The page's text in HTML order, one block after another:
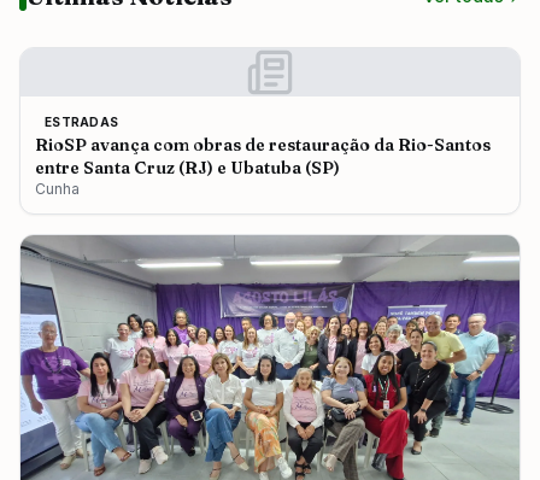
ESTRADAS
RioSP avança com obras de restauração da Rio-Santos
entre Santa Cruz (RJ) e Ubatuba (SP)
Cunha